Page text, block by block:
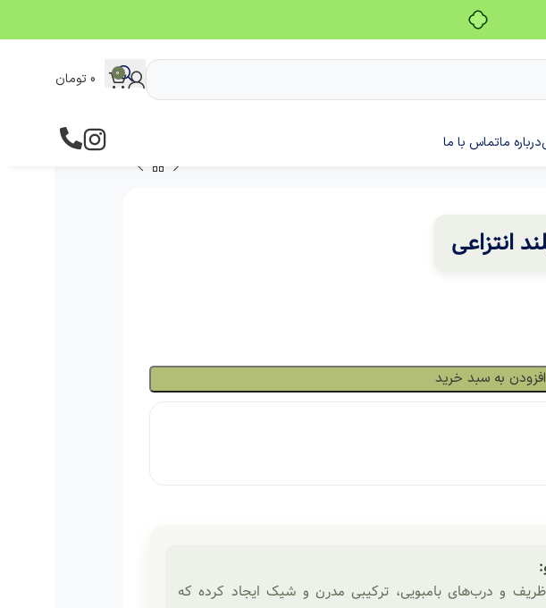
0
0 تومان
درباره ماتماس با ما
انتزاعی
افزودن به سبد خرید
و درب‌های بامبویی، ترکیبی مدرن و شیک ایجاد کرده که